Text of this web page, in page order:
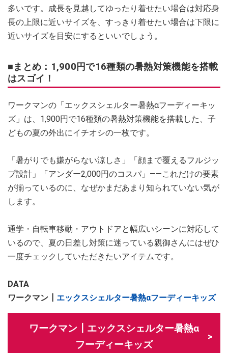
多いです。成長を見越してゆったり着せたい場合は対応身
長の上限に近いサイズを、すっきり着せたい場合は下限に
近いサイズを目安にするといいでしょう。
■まとめ：1,900円で16種類の暑熱対策機能を搭載
はスゴイ！
ワークマンの「エックスシェルター暑熱αフーディーキッ
ズ」は、1,900円で16種類の暑熱対策機能を搭載した、子
どもの夏の外出にイチオシの一枚です。
「暑がりでも嫌がらない涼しさ」「顔まで覆えるフルジッ
プ設計」「アンダー2,000円のコスパ」——これだけの要素
が揃っているのに、なぜかまだあまり知られていない気が
します。
通学・自転車移動・アウトドアと幅広いシーンに対応して
いるので、夏の日差し対策に迷っている親御さんにはぜひ
一度チェックしていただきたいアイテムです。
DATA
ワークマン┃ エックスシェルター暑熱αフーディーキッズ
ワークマン┃エックスシェルター暑熱α
フーディーキッズ